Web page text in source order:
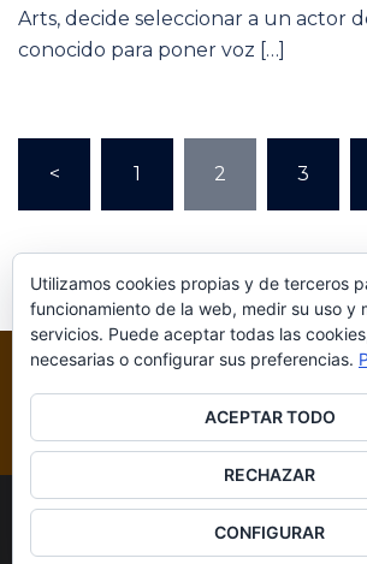
Arts, decide seleccionar a un actor
conocido para poner voz […]
entradas
< 1 2 3
© 2026 Blog Videojuegos.
Sydney
Utilizamos cookies propias y de terceros
funcionamiento de la web, medir su uso y
servicios. Puede aceptar todas las
necesarias o configurar sus preferencias.
ACEPTAR TODO
RECHAZAR
CONFIGURAR